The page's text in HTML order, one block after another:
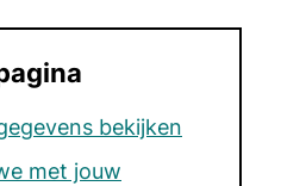
bekijken
met jouw